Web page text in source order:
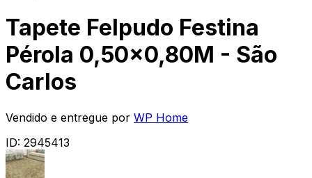
Tapete Felpudo Festina
Pérola 0,50x0,80M - São
Carlos
Vendido e entregue por WP Home
ID: 2945413